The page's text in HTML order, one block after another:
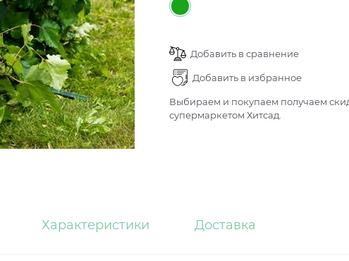
Добавить в сравнение
Добавить в избранное
Выбираем и покупаем получаем
супермаркетом Хитсад.
Характеристики Доставка